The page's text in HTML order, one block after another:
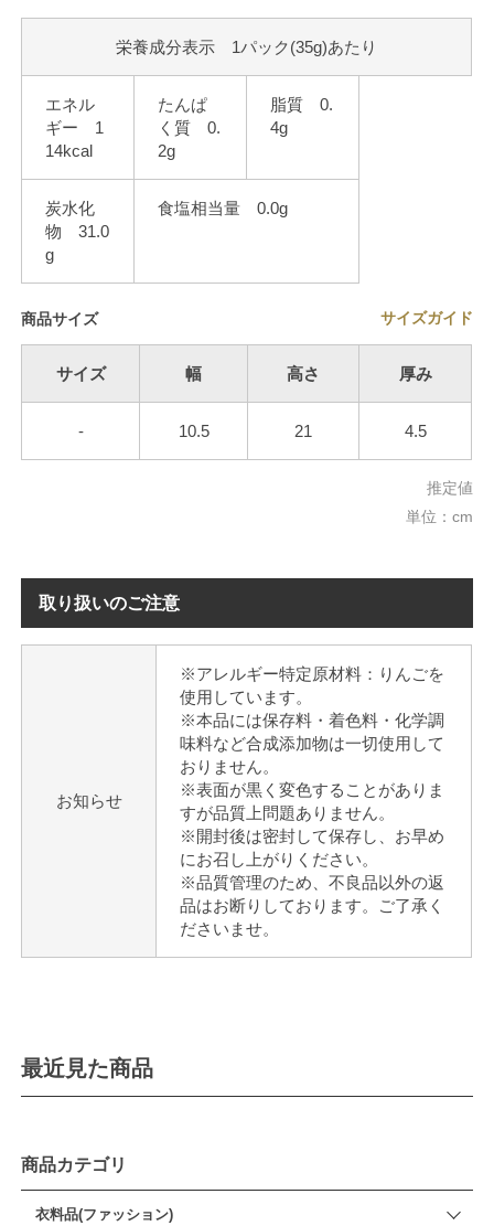
栄養成分表示 1パック(35g)あたり
エネル
ギー 1
14kcal
たんぱ
く質 0.
2g
脂質 0.
4g
炭水化
物 31.0
g
食塩相当量 0.0g
商品サイズ サイズガイド
サイズ 幅 高さ 厚み
- 10.5 21 4.5
推定値
単位：cm
取り扱いのご注意
お知らせ
※アレルギー特定原材料：りんごを
使用しています。
※本品には保存料・着色料・化学調
味料など合成添加物は一切使用して
おりません。
※表面が黒く変色することがありま
すが品質上問題ありません。
※開封後は密封して保存し、お早め
にお召し上がりください。
※品質管理のため、不良品以外の返
品はお断りしております。ご了承く
ださいませ。
最近見た商品
商品カテゴリ
衣料品(ファッション)